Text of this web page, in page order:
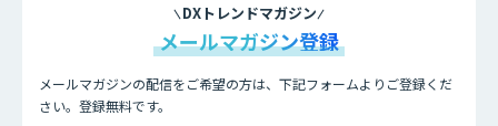
DXトレンドマガジン
メールマガジン登録
メールマガジンの配信をご希望の方は、下記フォームよりご登録くだ
さい。登録無料です。